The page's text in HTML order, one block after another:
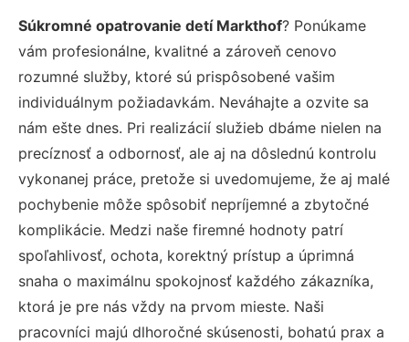
Súkromné opatrovanie detí Markthof? Ponúkame
vám profesionálne, kvalitné a zároveň cenovo
rozumné služby, ktoré sú prispôsobené vašim
individuálnym požiadavkám. Neváhajte a ozvite sa
nám ešte dnes. Pri realizácií služieb dbáme nielen na
precíznosť a odbornosť, ale aj na dôslednú kontrolu
vykonanej práce, pretože si uvedomujeme, že aj malé
pochybenie môže spôsobiť nepríjemné a zbytočné
komplikácie. Medzi naše firemné hodnoty patrí
spoľahlivosť, ochota, korektný prístup a úprimná
snaha o maximálnu spokojnosť každého zákazníka,
ktorá je pre nás vždy na prvom mieste. Naši
pracovníci majú dlhoročné skúsenosti, bohatú prax a